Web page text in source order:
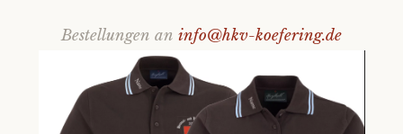
Bestellungen an info@hkv-koefering.de